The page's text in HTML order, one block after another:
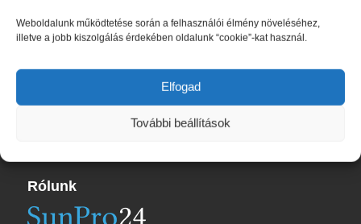
Weboldalunk működtetése során a felhasználói élmény növeléséhez,
illetve a jobb kiszolgálás érdekében oldalunk “cookie”-kat használ.
Elfogad
További beállítások
1 805Ft – 2 965FtÁrtartomány:
1
965 Ft
Rólunk